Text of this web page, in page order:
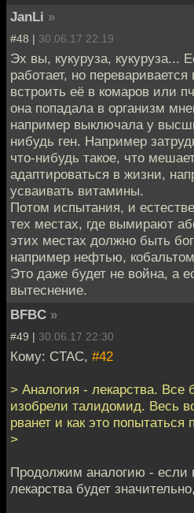
JanLi »
#48 | 30.06.17 22:19
Эх вы, кукуруза, кукуруза...
работает, но
встроить её в комаров или
она попадала в организм
например выключала у
нибудь ген. Например
что-нибудь такое, что
адаптироваться в жизни,
усваивать витамины.
Потом испытания, и
тех местах, где вымирают
этих местах должно быть
например нефтью,
Это даже будет не война, а
вытеснение.
BFBC »
#49 | 30.06.17 22:30
Кому: CTAC, #42
> Аналогия - лекарства. Все
изобрели талидомид. Весь
рванет и как это попытаться
>
Продолжим аналогию - если
лекарства будет